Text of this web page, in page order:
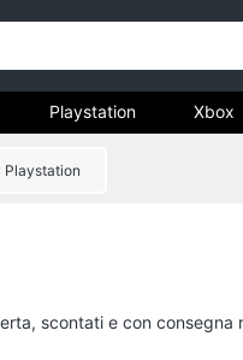
Playstation Xbox
Playstation
scontati e con